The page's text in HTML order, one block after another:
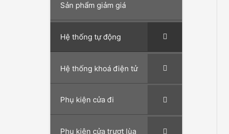
Sản phẩm giảm giá
Hệ thống tự động
Hệ thống khoá điện tử
Phụ kiện cửa đi
Phụ kiện cửa trượt lùa